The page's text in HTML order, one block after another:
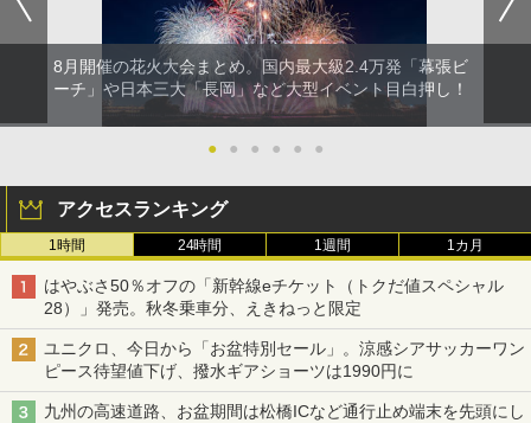
8月開催の花火大会まとめ。国内最大級2.4万発「幕張ビ
ーチ」や日本三大「長岡」など大型イベント目白押し！
● ● ● ● ● ●
アクセスランキング
1時間 24時間 1週間 1カ月
はやぶさ50％オフの「新幹線eチケット（トクだ値スペシャル
28）」発売。秋冬乗車分、えきねっと限定
ユニクロ、今日から「お盆特別セール」。涼感シアサッカーワン
ピース待望値下げ、撥水ギアショーツは1990円に
九州の高速道路、お盆期間は松橋ICなど通行止め端末を先頭にし